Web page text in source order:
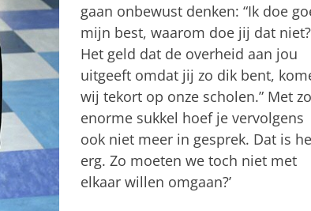
gaan onbewust denken: “Ik doe
mijn best, waarom doe jij dat niet?
Het geld dat de overheid aan jou
uitgeeft omdat jij zo dik bent,
wij tekort op onze scholen.” Met
enorme sukkel hoef je vervolgens
ook niet meer in gesprek. Dat is
erg. Zo moeten we toch niet met
elkaar willen omgaan?’